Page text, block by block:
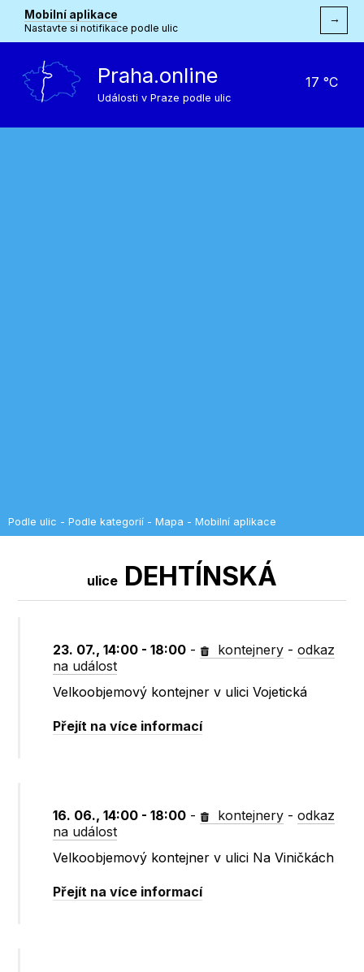
Mobilní aplikace
Nastavte si notifikace podle ulic
→
Praha.online
Události v Praze podle ulic
17 °C
Podle ulic - Podle kategorií - Mapa - Mobilní aplikace
ulice DEHTÍNSKÁ
23. 07., 14:00 - 18:00 - kontejnery -odkaz
na událost
Velkoobjemový kontejner v ulici Vojetická
Přejít na více informací
16. 06., 14:00 - 18:00 - kontejnery -odkaz
na událost
Velkoobjemový kontejner v ulici Na Viničkách
Přejít na více informací